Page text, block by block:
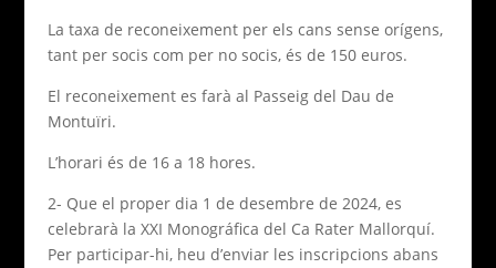
La taxa de reconeixement per els cans sense orígens,
tant per socis com per no socis, és de 150 euros.
El reconeixement es farà al Passeig del Dau de
Montuïri.
L’horari és de 16 a 18 hores.
2- Que el proper dia 1 de desembre de 2024, es
celebrarà la XXI Monográfica del Ca Rater Mallorquí.
Per participar-hi, heu d’enviar les inscripcions abans